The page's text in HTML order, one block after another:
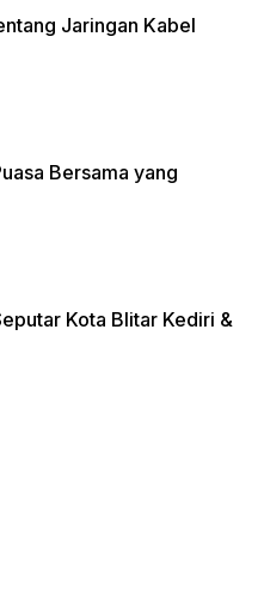
Jaringan Kabel
Bersama yang
Kota Blitar Kediri &